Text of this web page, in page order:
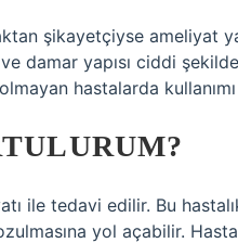
şikayetçiyse ameliyat
damar yapısı ciddi
hastalarda
ile tedavi edilir. Bu
yol açabilir.